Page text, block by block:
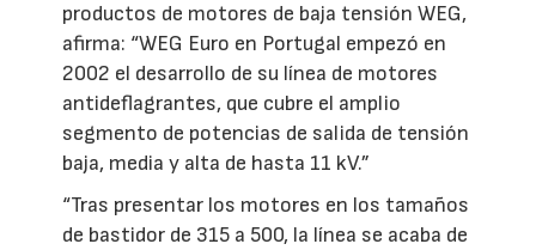
productos de motores de baja tensión WEG,
afirma: “WEG Euro en Portugal empezó en
2002 el desarrollo de su línea de motores
antideflagrantes, que cubre el amplio
segmento de potencias de salida de tensión
baja, media y alta de hasta 11 kV.”
“Tras presentar los motores en los tamaños
de bastidor de 315 a 500, la línea se acaba de